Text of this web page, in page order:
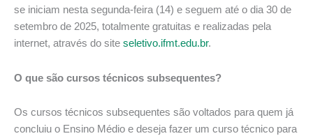
se iniciam nesta segunda-feira (14) e seguem até o dia 30 de
setembro de 2025, totalmente gratuitas e realizadas pela
internet, através do site seletivo.ifmt.edu.br.
O que são cursos técnicos subsequentes?
Os cursos técnicos subsequentes são voltados para quem já
concluiu o Ensino Médio e deseja fazer um curso técnico para